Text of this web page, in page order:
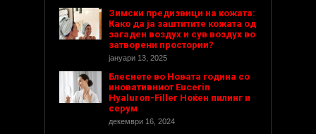
Зимски предизвици на кожата:
Како да ја заштитите кожата од
загаден воздух и сув воздух во
затворени простории?
јануари 13, 2025
Блеснете во Новата година со
иновативниот Eucerin
Hyaluron-Filler Ноќен пилинг и
серум
декември 16, 2024